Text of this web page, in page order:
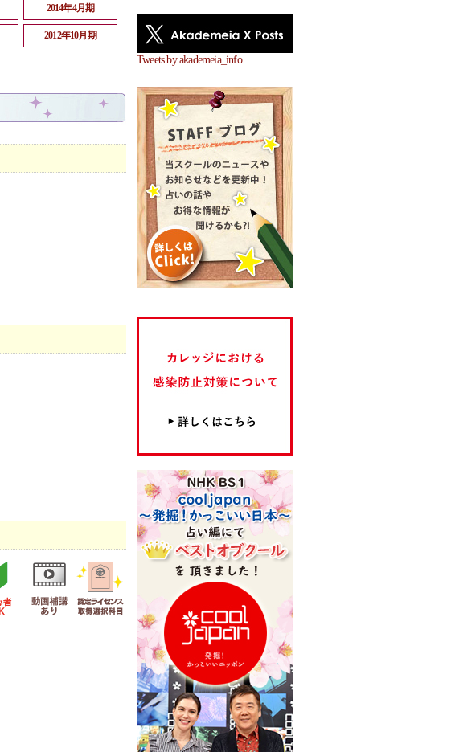
Tweets by akademeia_info
2014年4月期
2012年10月期